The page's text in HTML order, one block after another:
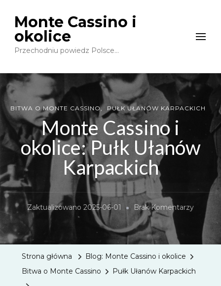
Monte Cassino i
okolice
Przechodniu powiedz Polsce…
BITWA O MONTE CASSINO PUŁK UŁANÓW KARPACKICH
Monte Cassino i
okolice: Pułk Ułanów
Karpackich
Zaktualizowano 2025-06-01 Brak KomentarzyDo
Monte
Cassino
Strona główna
Blog: Monte Cassino i okolice
Bitwa o Monte Cassino
Pułk Ułanów Karpackich